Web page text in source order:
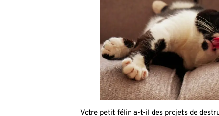
Votre petit félin a-t-il des projets de